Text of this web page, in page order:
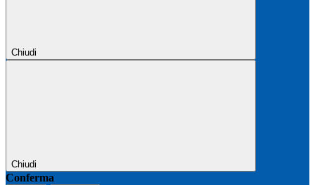
Chiudi
Chiudi
Conferma